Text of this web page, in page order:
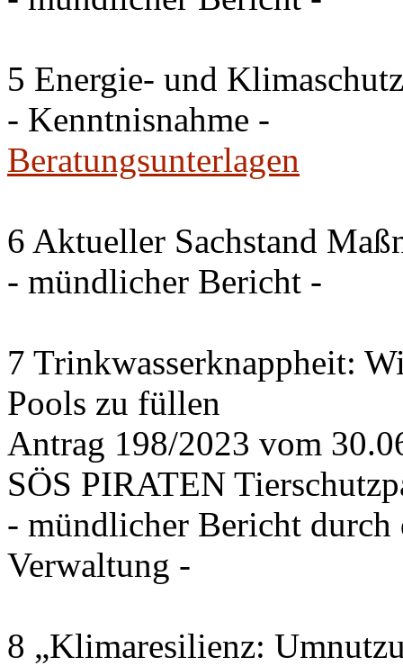
5 Energie- und
- Kenntnisnahme -
Beratungsunterlagen
6 Aktueller Sachstand
- mündlicher Bericht -
7 Trinkwasserknappheit:
Pools zu füllen
Antrag 198/2023 vom
SÖS PIRATEN
- mündlicher Bericht
Verwaltung -
8 „Klimaresilienz: